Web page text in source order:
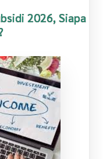
2026, Siapa